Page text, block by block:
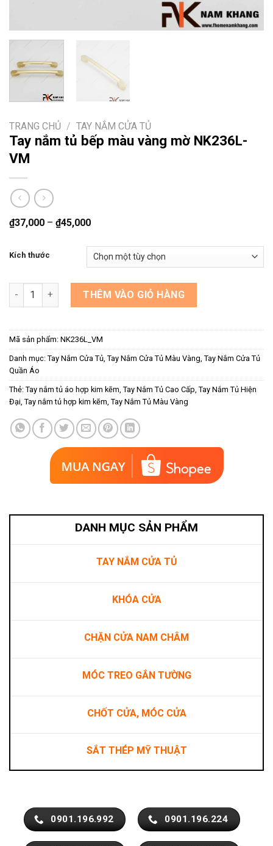
TRANG CHỦ / TAY NẮM CỬA TỦ
Tay nắm tủ bếp màu vàng mờ NK236L-
VM
₫37,000 – ₫45,000
Kích thước
Tay nắm tủ bếp màu vàng mờ NK236L-VM số lượng
THÊM VÀO GIỎ HÀNG
Mã sản phẩm: NK236L_VM
Danh mục: Tay Nắm Cửa Tủ Tay Nắm Cửa Tủ Màu Vàng Tay Nắm Cửa Tủ
Quần Áo
Thẻ: Tay nắm tủ áo hợp kim kẽm Tay Nắm Tủ Cao Cấp Tay Nắm Tủ Hiện
Đại Tay nắm tủ hợp kim kẽm Tay Nắm Tủ Màu Vàng
DANH MỤC SẢN PHẨM
TAY NẮM CỬA TỦ
KHÓA CỬA
CHẶN CỬA NAM CHÂM
MÓC TREO GẮN TƯỜNG
CHỐT CỬA, MÓC CỬA
SẮT THÉP MỸ THUẬT
0901.196.992 0901.196.224